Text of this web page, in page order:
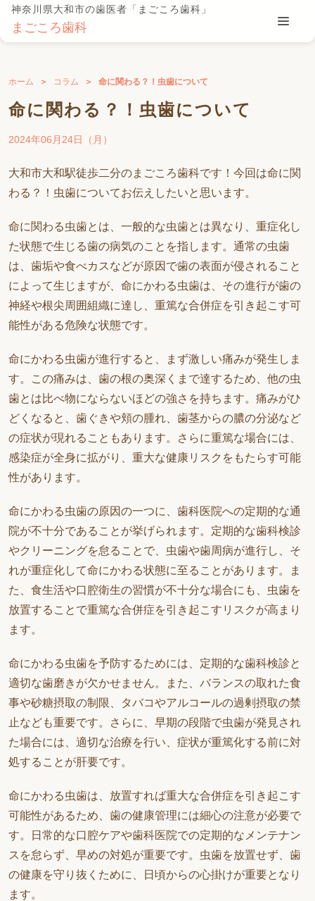
神奈川県大和市の歯医者「まごころ歯科」
まごころ歯科
ホーム コラム 命に関わる？！虫歯について
命に関わる？！虫歯について
2024年06月24日（月）
大和市大和駅徒歩二分のまごころ歯科です！今回は命に関
わる？！虫歯についてお伝えしたいと思います。
命に関わる虫歯とは、一般的な虫歯とは異なり、重症化し
た状態で生じる歯の病気のことを指します。通常の虫歯
は、歯垢や食べカスなどが原因で歯の表面が侵されること
によって生じますが、命にかわる虫歯は、その進行が歯の
神経や根尖周囲組織に達し、重篤な合併症を引き起こす可
能性がある危険な状態です。
命にかわる虫歯が進行すると、まず激しい痛みが発生しま
す。この痛みは、歯の根の奥深くまで達するため、他の虫
歯とは比べ物にならないほどの強さを持ちます。痛みがひ
どくなると、歯ぐきや頬の腫れ、歯茎からの膿の分泌など
の症状が現れることもあります。さらに重篤な場合には、
感染症が全身に拡がり、重大な健康リスクをもたらす可能
性があります。
命にかわる虫歯の原因の一つに、歯科医院への定期的な通
院が不十分であることが挙げられます。定期的な歯科検診
やクリーニングを怠ることで、虫歯や歯周病が進行し、そ
れが重症化して命にかわる状態に至ることがあります。ま
た、食生活や口腔衛生の習慣が不十分な場合にも、虫歯を
放置することで重篤な合併症を引き起こすリスクが高まり
ます。
命にかわる虫歯を予防するためには、定期的な歯科検診と
適切な歯磨きが欠かせません。また、バランスの取れた食
事や砂糖摂取の制限、タバコやアルコールの過剰摂取の禁
止なども重要です。さらに、早期の段階で虫歯が発見され
た場合には、適切な治療を行い、症状が重篤化する前に対
処することが肝要です。
命にかわる虫歯は、放置すれば重大な合併症を引き起こす
可能性があるため、歯の健康管理には細心の注意が必要で
す。日常的な口腔ケアや歯科医院での定期的なメンテナン
スを怠らず、早めの対処が重要です。虫歯を放置せず、歯
の健康を守り抜くために、日頃からの心掛けが重要となり
ます。